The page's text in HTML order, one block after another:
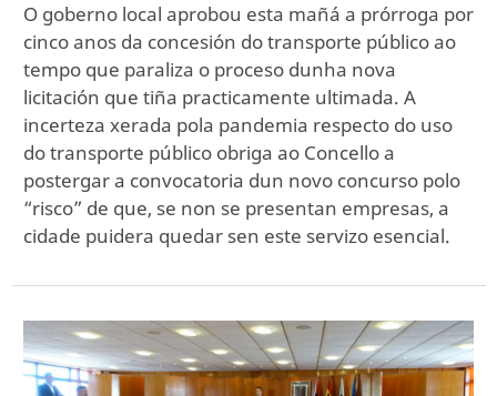
O goberno local aprobou esta mañá a prórroga por
cinco anos da concesión do transporte público ao
tempo que paraliza o proceso dunha nova
licitación que tiña practicamente ultimada. A
incerteza xerada pola pandemia respecto do uso
do transporte público obriga ao Concello a
postergar a convocatoria dun novo concurso polo
“risco” de que, se non se presentan empresas, a
cidade puidera quedar sen este servizo esencial.